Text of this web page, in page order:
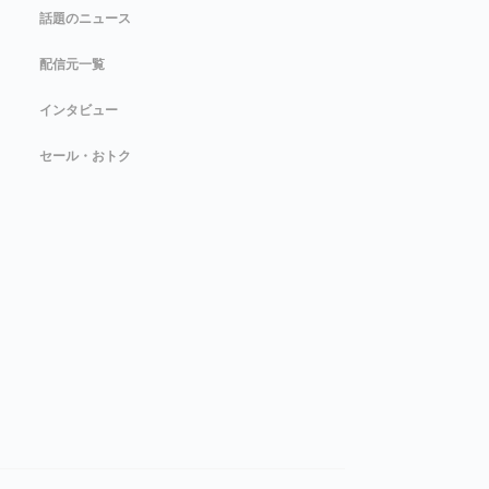
話題のニュース
配信元一覧
インタビュー
セール・おトク